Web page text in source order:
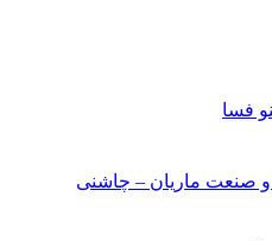
فسا
ماریان – چاشنی